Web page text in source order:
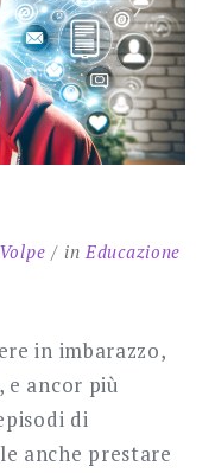
inEducazione
in imbarazzo,
ancor più
di
anche prestare